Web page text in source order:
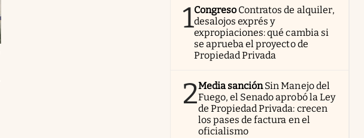
1Congreso Contratos de alquiler,
desalojos exprés y
expropiaciones: qué cambia si
se aprueba el proyecto de
Propiedad Privada
2Media sanciónSin Manejo del
Fuego, el Senado aprobó la Ley
de Propiedad Privada: crecen
los pases de factura en el
oficialismo